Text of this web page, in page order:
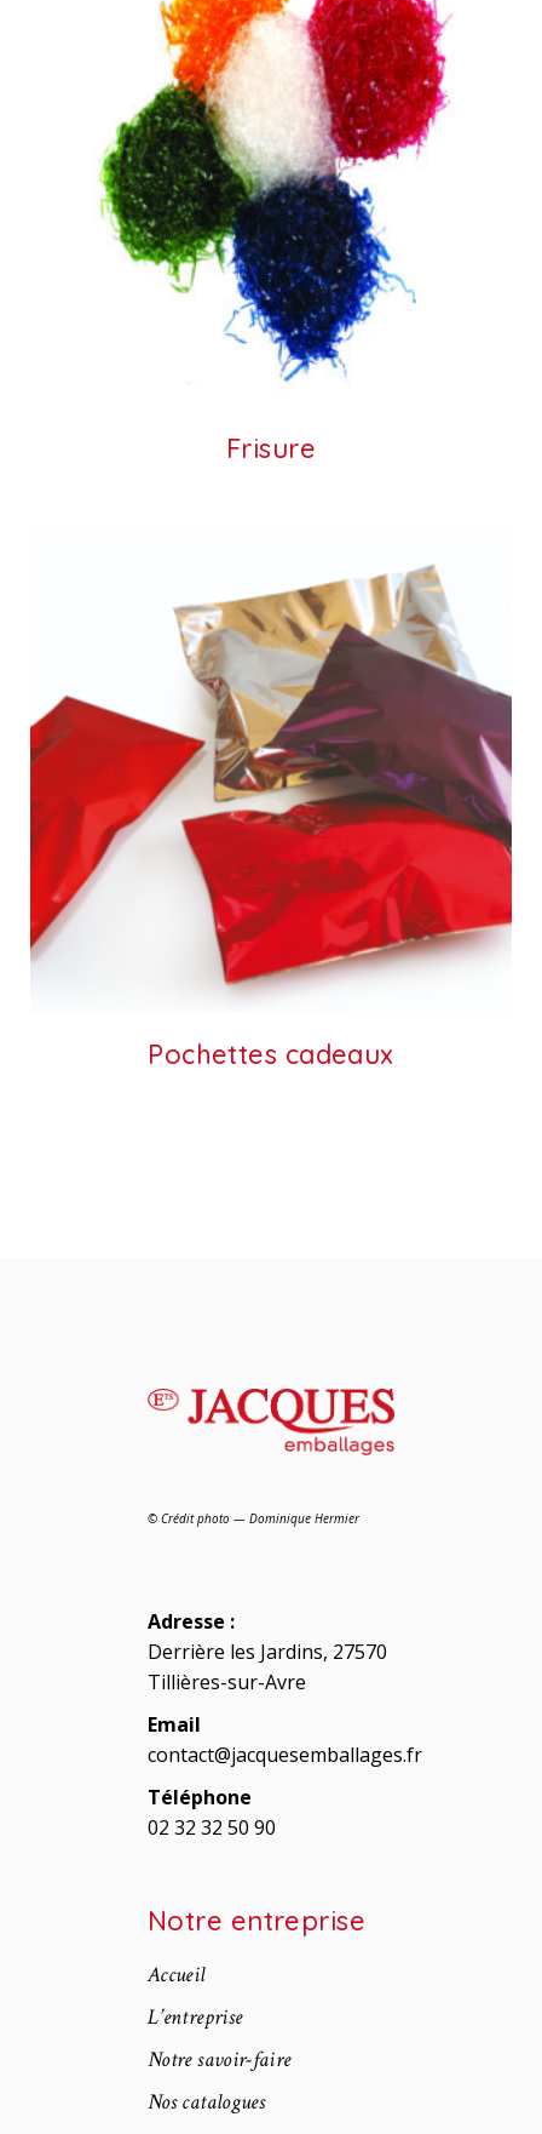
Frisure
Pochettes cadeaux
© Crédit photo — Dominique Hermier
Adresse :
Derrière les Jardins, 27570
Tillières-sur-Avre
Email
contact@jacquesemballages.fr
Téléphone
02 32 32 50 90
Notre entreprise
Accueil
L’entreprise
Notre savoir-faire
Nos catalogues